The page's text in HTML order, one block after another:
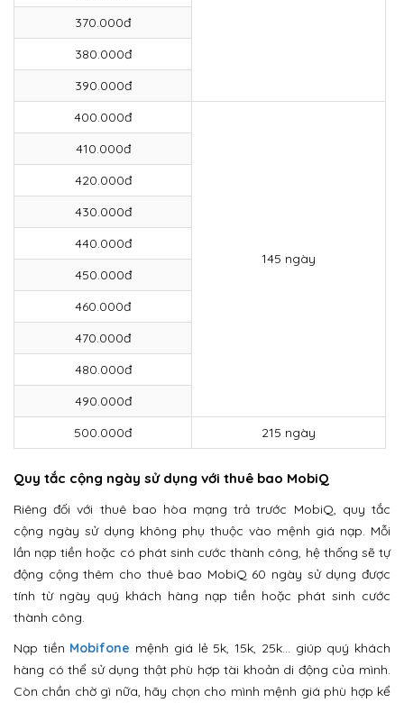
370.000đ
380.000đ
390.000đ
400.000đ
145 ngày
410.000đ
420.000đ
430.000đ
440.000đ
450.000đ
460.000đ
470.000đ
480.000đ
490.000đ
500.000đ
215 ngày
Quy tắc cộng ngày sử dụng với thuê bao MobiQ
Riêng đối với thuê bao hòa mạng trả trước MobiQ, quy tắc
cộng ngày sử dụng không phụ thuộc vào mệnh giá nạp. Mỗi
lần nạp tiền hoặc có phát sinh cước thành công, hệ thống sẽ tự
động cộng thêm cho thuê bao MobiQ 60 ngày sử dụng được
tính từ ngày quý khách hàng nạp tiền hoặc phát sinh cước
thành công.
Nạp tiền Mobifone mệnh giá lẻ 5k, 15k, 25k… giúp quý khách
hàng có thể sử dụng thật phù hợp tài khoản di động của mình.
Còn chần chờ gì nữa, hãy chọn cho mình mệnh giá phù hợp kể